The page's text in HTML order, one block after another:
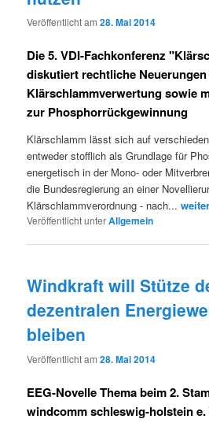
Veröffentlicht am28. Mai 2014
Die 5. VDI-Fachkonferenz
diskutiert rechtliche
Klärschlammverwertung sowie
zur Phosphorrückgewinnung
Klärschlamm lässt sich auf
entweder stofflich als Grundlage für
energetisch in der Mono- oder
die Bundesregierung an einer
Klärschlammverordnung - nach...
Veröffentlicht unterAllgemein
Windkraft will Stütze
dezentralen
bleiben
Veröffentlicht am28. Mai 2014
EEG-Novelle Thema beim 2.
windcomm schleswig-holstein e.